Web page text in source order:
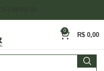
0 R$0,00